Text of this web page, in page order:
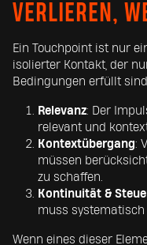
VERLIEREN,
Ein Touchpoint ist nur
isolierter Kontakt, der
Bedingungen erfüllt
Relevanz: Der
relevant und
Kontextübergang:
müssen
zu schaffen.
Kontinuität &
muss
Wenn eines dieser